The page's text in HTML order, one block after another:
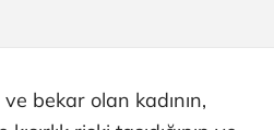
bekar olan kadının,